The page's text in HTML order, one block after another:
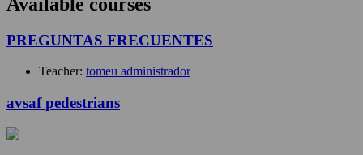
PREGUNTAS FRECUENTES
Teacher: tomeu administrador
avsaf pedestrians